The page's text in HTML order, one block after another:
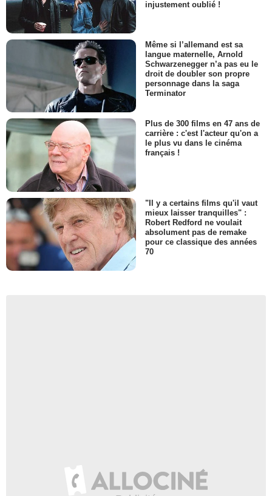
injustement oublié !
Même si l’allemand est sa
langue maternelle, Arnold
Schwarzenegger n’a pas eu le
droit de doubler son propre
personnage dans la saga
Terminator
Plus de 300 films en 47 ans de
carrière : c'est l'acteur qu'on a
le plus vu dans le cinéma
français !
"Il y a certains films qu'il vaut
mieux laisser tranquilles" :
Robert Redford ne voulait
absolument pas de remake
pour ce classique des années
70